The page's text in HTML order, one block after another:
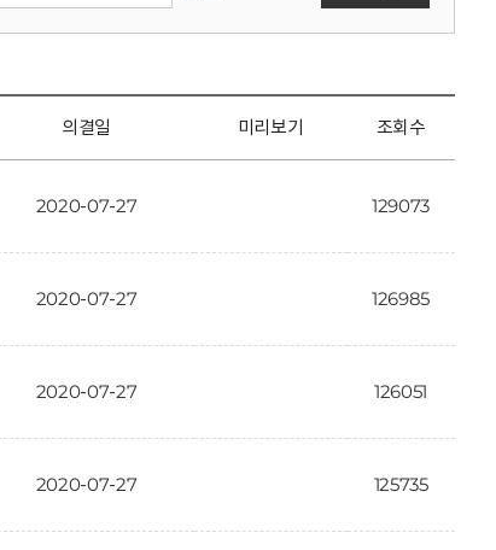
의결일 미리보기 조회수
2020-07-27 129073
2020-07-27 126985
2020-07-27 126051
2020-07-27 125735